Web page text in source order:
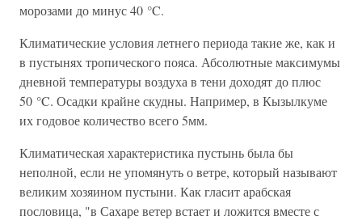
морозами до минус 40 °C.
Климатические условия летнего периода такие же, как и
в пустынях тропического пояса. Абсолютные максимумы
дневной температуры воздуха в тени доходят до плюс
50 °C. Осадки крайне скудны. Например, в Кызылкуме
их годовое количество всего 5мм.
Климатическая характеристика пустынь была бы
неполной, если не упомянуть о ветре, который называют
великим хозяином пустыни. Как гласит арабская
пословица, "в Сахаре ветер встает и ложится вместе с